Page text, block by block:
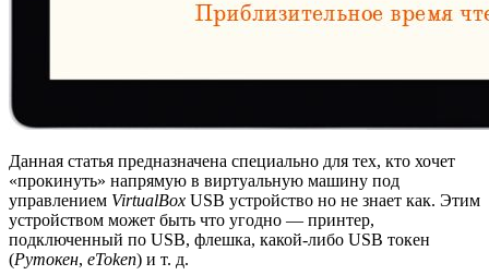
Данная статья предназначена специально для тех, кто хочет
«прокинуть» напрямую в виртуальную машину под
управлением VirtualBox USB устройство но не знает как. Этим
устройством может быть что угодно — принтер,
подключенный по USB, флешка, какой-либо USB токен
(Рутокен, eToken) и т. д.